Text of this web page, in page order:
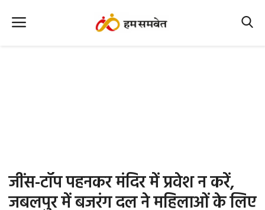
Office Office
जींस-टॉप पहनकर मंदिर में प्रवेश न करें,
जबलपुर में बजरंग दल ने महिलाओं के लिए